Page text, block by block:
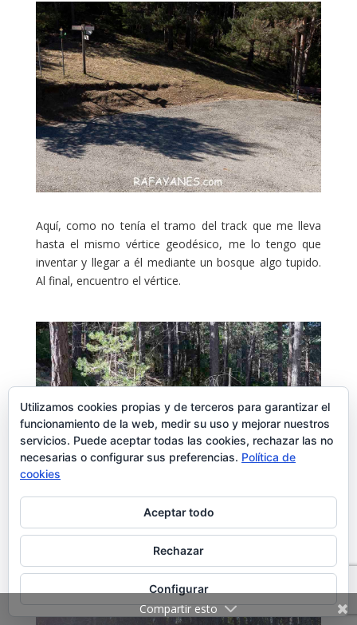
Aquí, como no tenía el tramo del track que me lleva
hasta el mismo vértice geodésico, me lo tengo que
inventar y llegar a él mediante un bosque algo tupido.
Al final, encuentro el vértice.
Compartir esto
Utilizamos cookies propias y de terceros para garantizar el
funcionamiento de la web, medir su uso y mejorar nuestros
servicios. Puede aceptar todas las cookies, rechazar las no
necesarias o configurar sus preferencias. Política de
cookies
Aceptar todo
Rechazar
Configurar